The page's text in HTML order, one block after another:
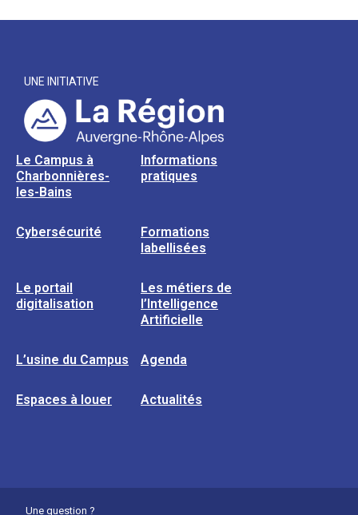
UNE INITIATIVE
Le Campus à
Charbonnières-
les-Bains
Informations
pratiques
Cybersécurité
Formations
labellisées
Le portail
digitalisation
Les métiers de
l’Intelligence
Artificielle
L’usine du Campus Agenda
Espaces à louer Actualités
Une question ?